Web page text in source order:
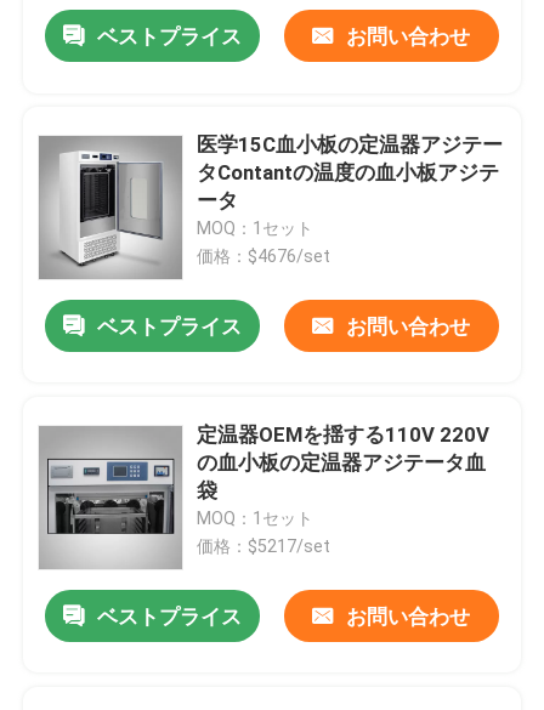
ベストプライス お問い合わせ
医学15C血小板の定温器アジテー
タContantの温度の血小板アジテ
ータ
MOQ：1セット
価格：$4676/set
ベストプライス お問い合わせ
定温器OEMを揺する110V 220V
の血小板の定温器アジテータ血
袋
MOQ：1セット
価格：$5217/set
ベストプライス お問い合わせ